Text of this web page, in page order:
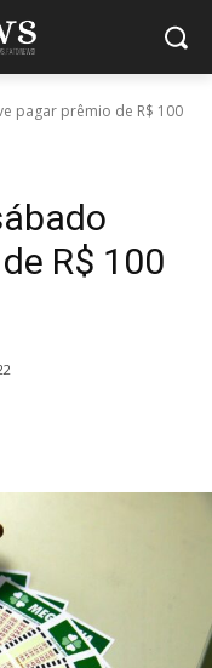
pagar prêmio de R$ 100
R$ 100